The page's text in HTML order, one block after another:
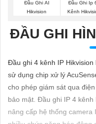
SẢN
TƯ
VẤN
LẮP
ĐẶT
Đầu Ghi AI
Hikvision
Đầu Ghi Ip 64
Kênh
ĐẦU GHI
Đầu ghi 4 kênh IP
sử dụng chip xử lý
cho phép giám sát qua
bảo mật. Đầu ghi IP 4
nâng cấp hệ thống camera